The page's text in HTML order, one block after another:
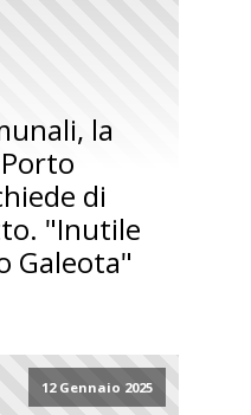
la
di
"Inutile
Galeota"
12 Gennaio 2025